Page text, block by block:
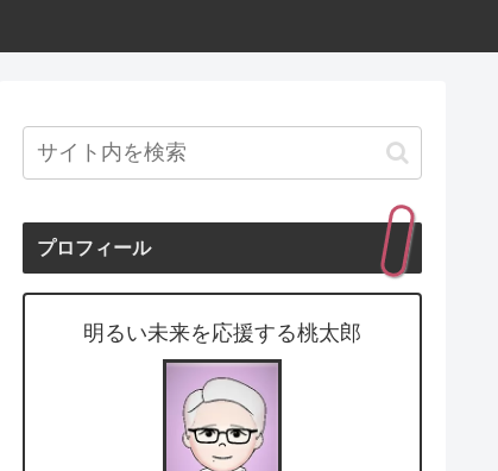
プロフィール
明るい未来を応援する桃太郎